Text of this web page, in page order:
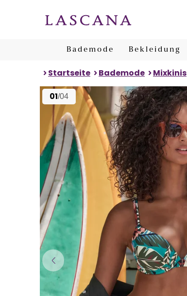
Bademode Bekleidung
Startseite Bademode Mixkinis
01/04